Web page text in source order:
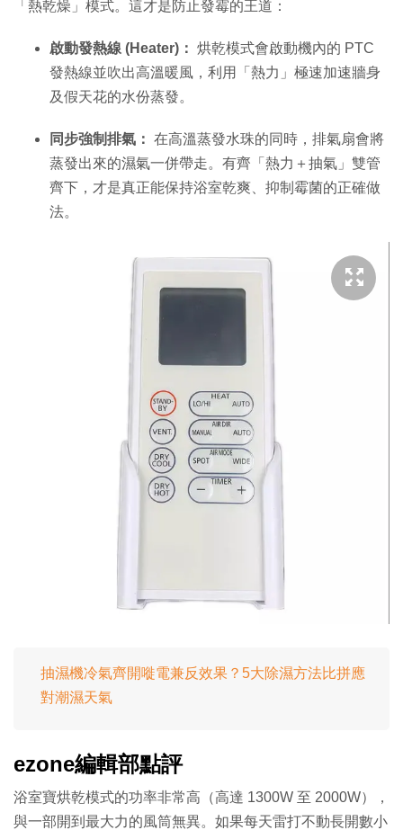
「熱乾燥」模式。這才是防止發霉的王道：
啟動發熱線 (Heater)： 烘乾模式會啟動機內的 PTC
發熱線並吹出高溫暖風，利用「熱力」極速加速牆身
及假天花的水份蒸發。
同步強制排氣： 在高溫蒸發水珠的同時，排氣扇會將
蒸發出來的濕氣一併帶走。有齊「熱力＋抽氣」雙管
齊下，才是真正能保持浴室乾爽、抑制霉菌的正確做
法。
抽濕機冷氣齊開嘥電兼反效果？5大除濕方法比拼應
對潮濕天氣
ezone編輯部點評
浴室寶烘乾模式的功率非常高（高達 1300W 至 2000W），
與一部開到最大力的風筒無異。如果每天雷打不動長開數小